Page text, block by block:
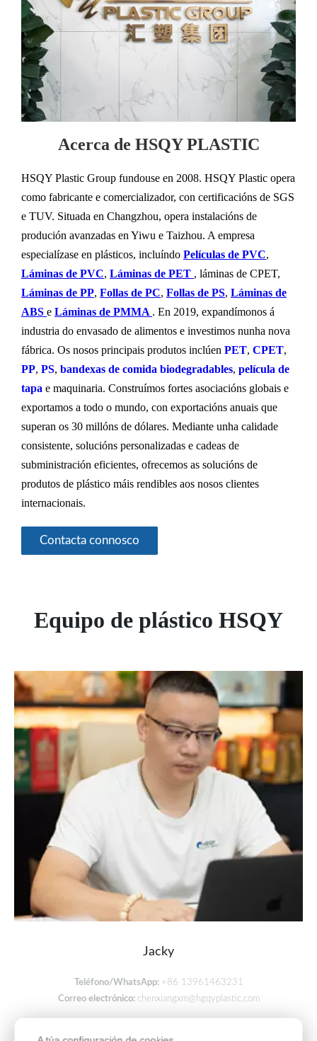
Acerca de HSQY PLASTIC
HSQY Plastic Group fundouse en 2008. HSQY Plastic opera
como fabricante e comercializador, con certificacións de SGS
e TUV. Situada en Changzhou, opera instalacións de
produción avanzadas en Yiwu e Taizhou. A empresa
especialízase en plásticos, incluíndo Películas de PVC,
Láminas de PVC, Láminas de PET , láminas de CPET,
Láminas de PP, Follas de PC, Follas de PS, Láminas de
ABS e Láminas de PMMA . En 2019, expandímonos á
industria do envasado de alimentos e investimos nunha nova
fábrica. Os nosos principais produtos inclúen PET, CPET,
PP, PS, bandexas de comida biodegradables, película de
tapa e maquinaria. Construímos fortes asociacións globais e
exportamos a todo o mundo, con exportacións anuais que
superan os 30 millóns de dólares. Mediante unha calidade
consistente, solucións personalizadas e cadeas de
subministración eficientes, ofrecemos as solucións de
produtos de plástico máis rendibles aos nosos clientes
internacionais.
Contacta connosco
Equipo de plástico HSQY
Jacky
Teléfono/WhatsApp: +86 13961463231
Correo electrónico: chenxiangxm@hgqyplastic.com